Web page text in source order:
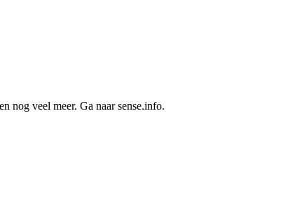
nog veel meer. Ga naar sense.info.